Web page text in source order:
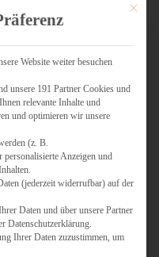
KUCHEN
& GESÜNDER
BAKERY
HAUPTGERICHT
SÜSS
Mit
Website weiter besuchen
unsere 191 Partner Cookies und
relevante Inhalte und
und optimieren wir unsere
(z. B.
Anzeigen und
(jederzeit widerrufbar) auf der
Daten und über unsere Partner
Datenschutzerklärung.
Ihrer Daten zuzustimmen, um